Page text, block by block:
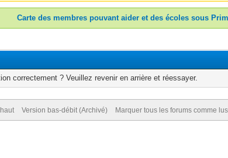
Carte des membres pouvant aider et des écoles sous
correctement ? Veuillez revenir en arrière et réessayer.
Version bas-débit (Archivé) Marquer tous les forums comme lus